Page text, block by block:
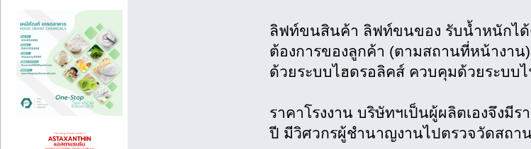
ลิฟท์ขนสินค้า ลิฟท์ขนของ รับน้ำหนักได้
ต้องการของลูกค้า (ตามสถานที่หน้างาน
ด้วยระบบไฮดรอลิคส์ ควบคุมด้วยระบบ
ราคาโรงงาน บริษัทฯเป็นผู้ผลิตเองจึงมี
ปี มีวิศวกรผู้ชำนาญงานไปตรวจวัดสถา